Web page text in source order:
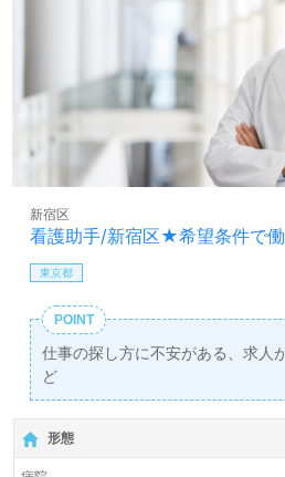
看護助手/新宿区★希望条件で
新宿区
東京都
POINT
仕事の探し方に不安がある、求人
ど
弊社担当が1対1であなたをサポー
形態